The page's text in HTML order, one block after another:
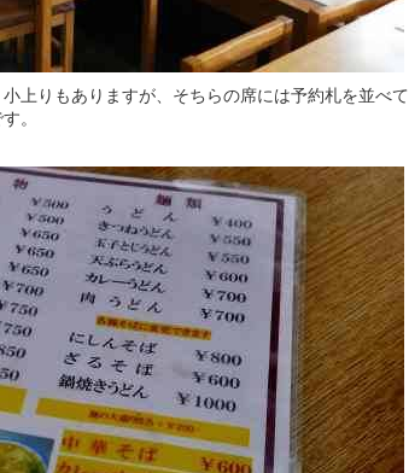
上りもありますが、そちらの席には予約札を並べて
。